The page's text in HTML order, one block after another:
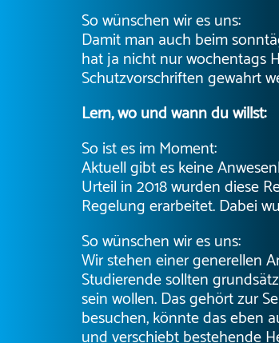
So wünschen wir es uns:
Damit man auch beim
hat ja nicht nur wochentags
Schutzvorschriften gewahrt
Lern, wo und wann du willst:
So ist es im Moment:
Aktuell gibt es keine
Urteil in 2018 wurden diese
Regelung erarbeitet. Dabei
So wünschen wir es uns:
Wir stehen einer generellen
Studierende sollten
sein wollen. Das gehört zur
besuchen, könnte das eben
und verschiebt bestehende